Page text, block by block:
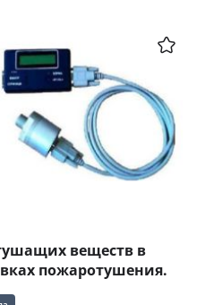
веществ в
пожаротушения.